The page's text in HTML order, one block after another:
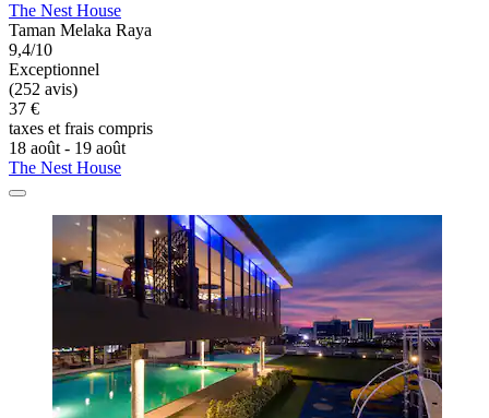
The Nest House
Taman Melaka Raya
9,4/10
Exceptionnel
(252 avis)
37 €
taxes et frais compris
18 août - 19 août
The Nest House